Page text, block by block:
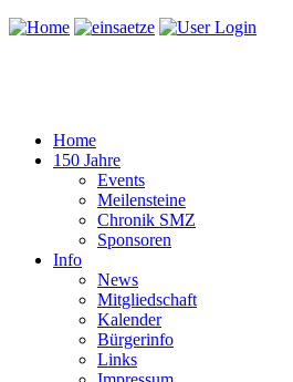
Home
150 Jahre
Events
Meilensteine
Chronik SMZ
Sponsoren
Info
News
Mitgliedschaft
Kalender
Bürgerinfo
Links